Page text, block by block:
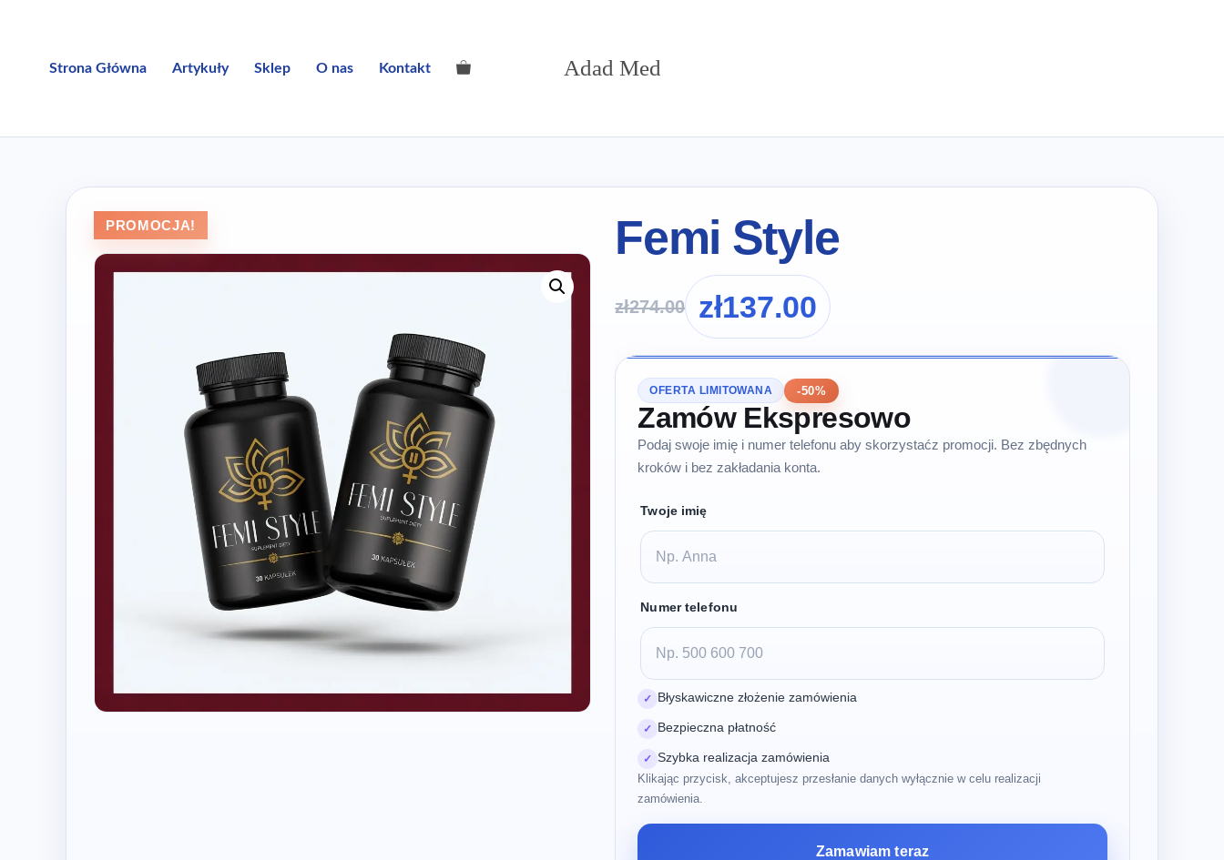
Adad Med
Strona Główna Artykuły Sklep O nas Kontakt
PROMOCJA! Femi Style
zł274.00 zł137.00
OFERTA LIMITOWANA -50%
Zamów Ekspresowo
Podaj swoje imię i numer telefonu aby skorzystaćz promocji. Bez zbędnych
kroków i bez zakładania konta.
Twoje imię
Numer telefonu
✓ Błyskawiczne złożenie zamówienia
✓ Bezpieczna płatność
✓ Szybka realizacja zamówienia
Klikając przycisk, akceptujesz przesłanie danych wyłącznie w celu realizacji
zamówienia.
Zamawiam teraz